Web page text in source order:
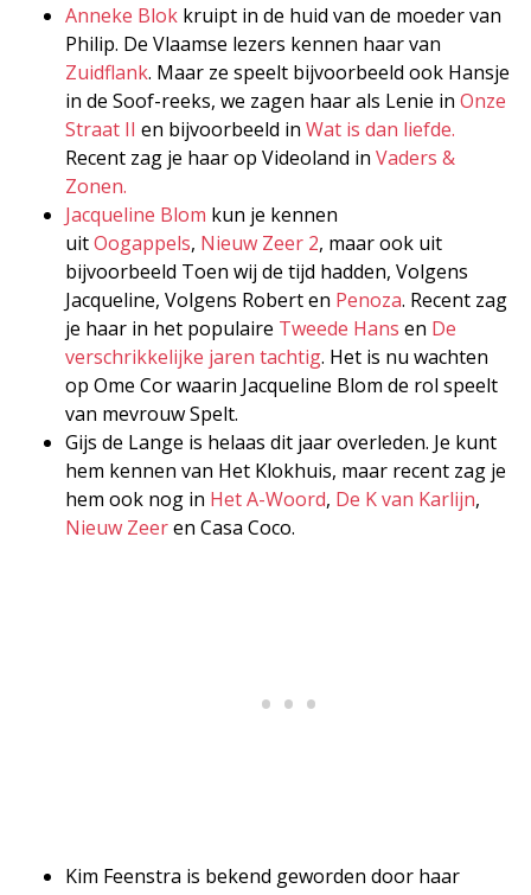
Anneke Blok kruipt in de huid van de moeder van
Philip. De Vlaamse lezers kennen haar van
Zuidflank. Maar ze speelt bijvoorbeeld ook Hansje
in de Soof-reeks, we zagen haar als Lenie in Onze
Straat II en bijvoorbeeld in Wat is dan liefde.
Recent zag je haar op Videoland in Vaders &
Zonen.
Jacqueline Blom kun je kennen
uitOogappels, Nieuw Zeer 2, maar ook uit
bijvoorbeeld Toen wij de tijd hadden, Volgens
Jacqueline, Volgens Robert en Penoza. Recent zag
je haar in het populaire Tweede Hans en De
verschrikkelijke jaren tachtig. Het is nu wachten
op Ome Cor waarin Jacqueline Blom de rol speelt
van mevrouw Spelt.
Gijs de Lange is helaas dit jaar overleden. Je kunt
hem kennen van Het Klokhuis, maar recent zag je
hem ook nog in Het A-Woord, De K van Karlijn,
Nieuw Zeeren Casa Coco.
Kim Feenstra is bekend geworden door haar